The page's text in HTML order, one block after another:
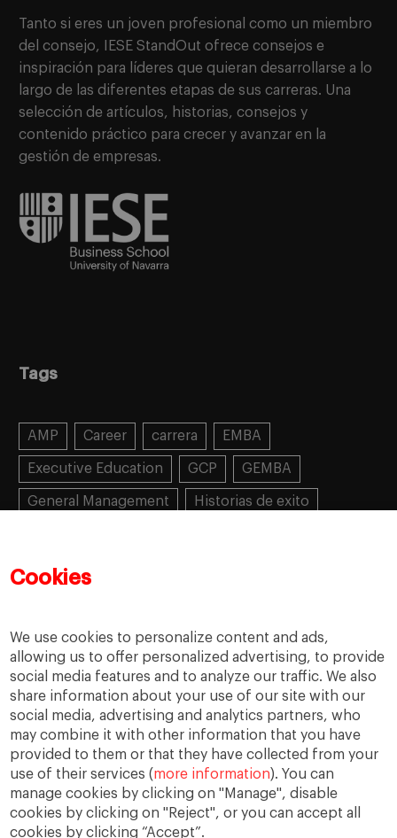
Cookies
We use cookies to personalize content and ads,
allowing us to offer personalized advertising, to provide
social media features and to analyze our traffic. We also
share information about your use of our site with our
social media, advertising and analytics partners, who
may combine it with other information that you have
provided to them or that they have collected from your
use of their services (more information). You can
manage cookies by clicking on "Manage", disable
cookies by clicking on "Reject", or you can accept all
cookies by clicking “Accept”.
Tanto si eres un joven profesional como un miembro
del consejo, IESE StandOut ofrece consejos e
inspiración para líderes que quieran desarrollarse a lo
largo de las diferentes etapas de sus carreras. Una
selección de artículos, historias, consejos y
contenido práctico para crecer y avanzar en la
gestión de empresas.
Tags
AMP Career carrera EMBA
Executive Education GCP GEMBA
General Management Historias de exito
Mujeres emprendedoras
Success stories Women in business